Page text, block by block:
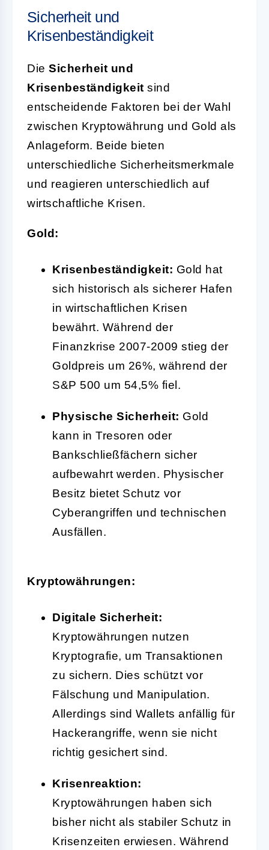
Sicherheit und
Krisenbeständigkeit
Die Sicherheit und
Krisenbeständigkeit sind
entscheidende Faktoren bei der Wahl
zwischen Kryptowährung und Gold als
Anlageform. Beide bieten
unterschiedliche Sicherheitsmerkmale
und reagieren unterschiedlich auf
wirtschaftliche Krisen.
Gold:
Krisenbeständigkeit: Gold hat
sich historisch als sicherer Hafen
in wirtschaftlichen Krisen
bewährt. Während der
Finanzkrise 2007-2009 stieg der
Goldpreis um 26%, während der
S&P 500 um 54,5% fiel.
Physische Sicherheit: Gold
kann in Tresoren oder
Bankschließfächern sicher
aufbewahrt werden. Physischer
Besitz bietet Schutz vor
Cyberangriffen und technischen
Ausfällen.
Kryptowährungen:
Digitale Sicherheit:
Kryptowährungen nutzen
Kryptografie, um Transaktionen
zu sichern. Dies schützt vor
Fälschung und Manipulation.
Allerdings sind Wallets anfällig für
Hackerangriffe, wenn sie nicht
richtig gesichert sind.
Krisenreaktion:
Kryptowährungen haben sich
bisher nicht als stabiler Schutz in
Krisenzeiten erwiesen. Während